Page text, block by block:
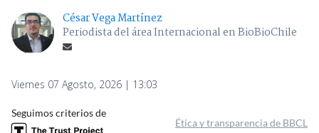
César Vega Martínez
Periodista del área Internacional en BioBioChile
Viernes 07 Agosto, 2026 | 13:03
Seguimos criterios de
Ética y transparencia de BBCL